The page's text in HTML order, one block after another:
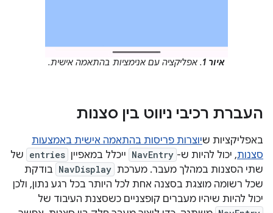
איור 1 . אפליקציה עם אנימציות בהתאמה אישית.
העברת רכיבי ניווט בין סצנות
באפליקציות שיוצרות פריסות בהתאמה אישית באמצעות
סצנות, יכול להיות ש- NavEntry ייכלל במאפיין entries של
שתי הסצנות במהלך מעבר. מערכת NavDisplay בודקת
שכל רשומה מוצגת בסצנה אחת לכל היותר בכל רגע נתון, ולכן
יכול להיות שיהיו מעברים קופצניים כשסצנת העיבוד של